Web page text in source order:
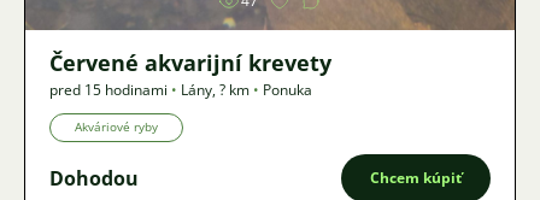
Červené akvarijní krevety
pred 15 hodinami • Lány,? km • Ponuka
Akváriové ryby
Dohodou Chcem kúpiť